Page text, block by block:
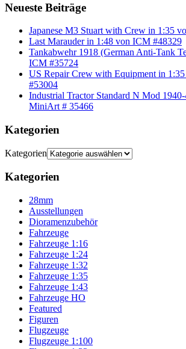
Neueste Beiträge
Japanese M3 Stuart with Crew in 1:35
Last Marauder in 1:48 von ICM #48329
Tankabwehr 1918 (German Anti-Tank
ICM #35724
US Repair Crew with Equipment in
#53004
Industrial Tractor Standard N Mod
MiniArt # 35466
Kategorien
Kategorien
Kategorien
28mm
Ausstellungen
Dioramenzubehör
Fahrzeuge
Fahrzeuge 1:16
Fahrzeuge 1:24
Fahrzeuge 1:32
Fahrzeuge 1:35
Fahrzeuge 1:43
Fahrzeuge HO
Featured
Figuren
Flugzeuge
Flugzeuge 1:100